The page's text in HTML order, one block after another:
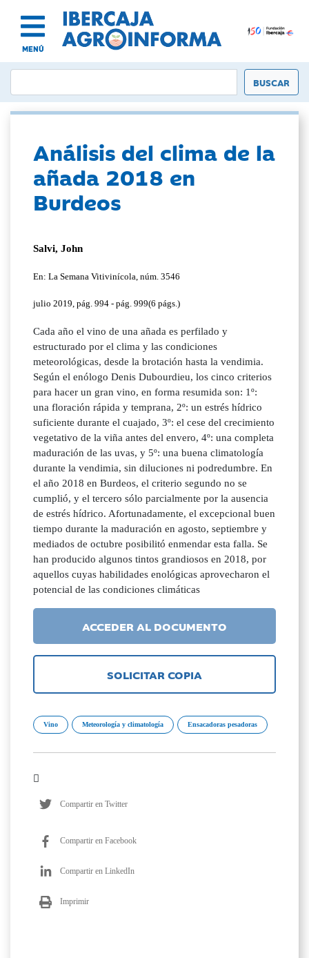
MENÚ
Análisis del clima de la
añada 2018 en
Burdeos
Salvi, John
En: La Semana Vitivinícola, núm. 3546
julio 2019, pág. 994 - pág. 999(6 págs.)
Cada año el vino de una añada es perfilado y
estructurado por el clima y las condiciones
meteorológicas, desde la brotación hasta la vendimia.
Según el enólogo Denis Dubourdieu, los cinco criterios
para hacer un gran vino, en forma resumida son: 1º:
una floración rápida y temprana, 2º: un estrés hídrico
suficiente durante el cuajado, 3º: el cese del crecimiento
vegetativo de la viña antes del envero, 4º: una completa
maduración de las uvas, y 5º: una buena climatología
durante la vendimia, sin diluciones ni podredumbre. En
el año 2018 en Burdeos, el criterio segundo no se
cumplió, y el tercero sólo parcialmente por la ausencia
de estrés hídrico. Afortunadamente, el excepcional buen
tiempo durante la maduración en agosto, septiembre y
mediados de octubre posibilitó enmendar esta falla. Se
han producido algunos tintos grandiosos en 2018, por
aquellos cuyas habilidades enológicas aprovecharon el
potencial de las condiciones climáticas
ACCEDER AL DOCUMENTO
SOLICITAR COPIA
Vino Meteorología y climatología Ensacadoras pesadoras
Compartir en Twitter
Compartir en Facebook
Compartir en LinkedIn
Imprimir